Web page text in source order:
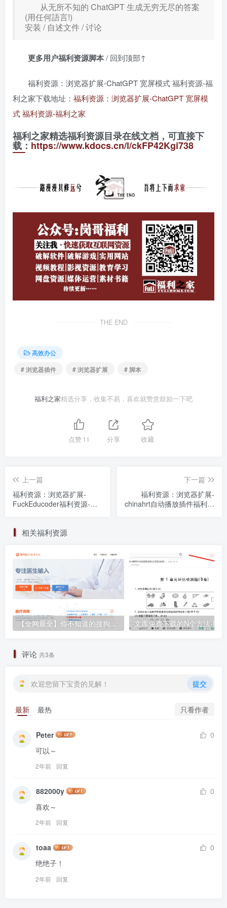
从无所不知的 ChatGPT 生成无穷无尽的答案
(用任何語言!)
安装 / 自述文件 / 讨论
更多用户福利资源脚本/ 回到顶部↑
福利资源：浏览器扩展-ChatGPT 宽屏模式 ️福利资源-福
利之家下载地址： 福利资源：浏览器扩展-ChatGPT 宽屏模
式 ️福利资源-福利之家
福利之家精选福利资源目录在线文档，可直接下
载：https://www.kdocs.cn/l/ckFP42Kgi738
THE END
高效办公
# 浏览器插件
# 浏览器扩展 # 脚本
福利之家精选分享，收集不易，喜欢就赞赏鼓励一下吧
点赞11 分享 收藏
上一篇
福利资源：浏览器扩展-
FuckEducoder福利资源-福
下一篇
福利资源：浏览器扩展-
chinahrt自动播放插件福利资
相关福利资源
【全网最全】你不知道的搜狗输入法，各种神仙版本合集
评论 共3条
欢迎您留下宝贵的见解！ 提交
最新 最热 只看作者
Peter
0
可以～
2年前 回复
882000y
0
喜欢～
2年前 回复
toaa
0
绝绝子！
2年前 回复